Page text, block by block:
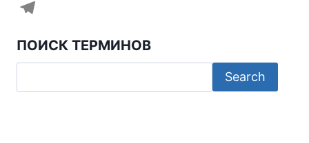
e
o
k
t
r
h
t
A
V
e
e
ПОИСК ТЕРМИНОВ